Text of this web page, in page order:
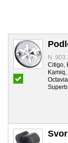
N 903
Citigo,